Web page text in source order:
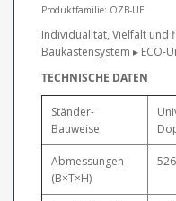
Produktfamilie: OZB-UE
Individualität, Vielfalt und
Baukastensystem ▸ ECO-
TECHNISCHE DATEN
Ständer-
Bauweise
Abmessungen
(B×T×H)